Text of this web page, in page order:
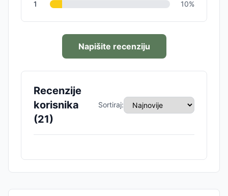
1
10%
Napišite recenziju
Recenzije
korisnika
(21)
Sortiraj: